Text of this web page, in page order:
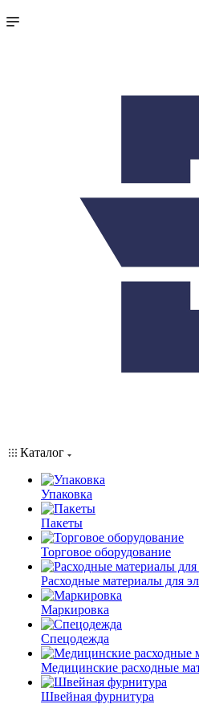
Каталог
Упаковка
Пакеты
Торговое оборудование
Расходные материалы для
Маркировка
Спецодежда
Медицинские расходные
Швейная фурнитура